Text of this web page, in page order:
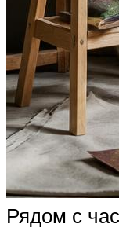
Рядом с